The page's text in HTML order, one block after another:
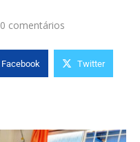
0 comentários
Facebook Twitter